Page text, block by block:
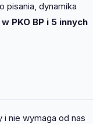
pisania, dynamika
PKO BP i 5 innych
nie wymaga od nas